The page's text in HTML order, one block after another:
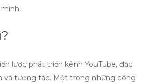
lược phát triển kênh YouTube, đặc
và tương tác. Một trong những công